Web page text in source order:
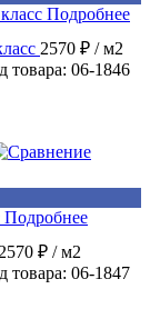
Подробнее
2570 ₽ / м2
товара: 06-1846
Подробнее
2570 ₽ / м2
товара: 06-1847